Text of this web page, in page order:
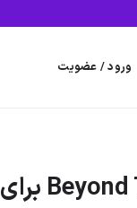
ورود / عضویت